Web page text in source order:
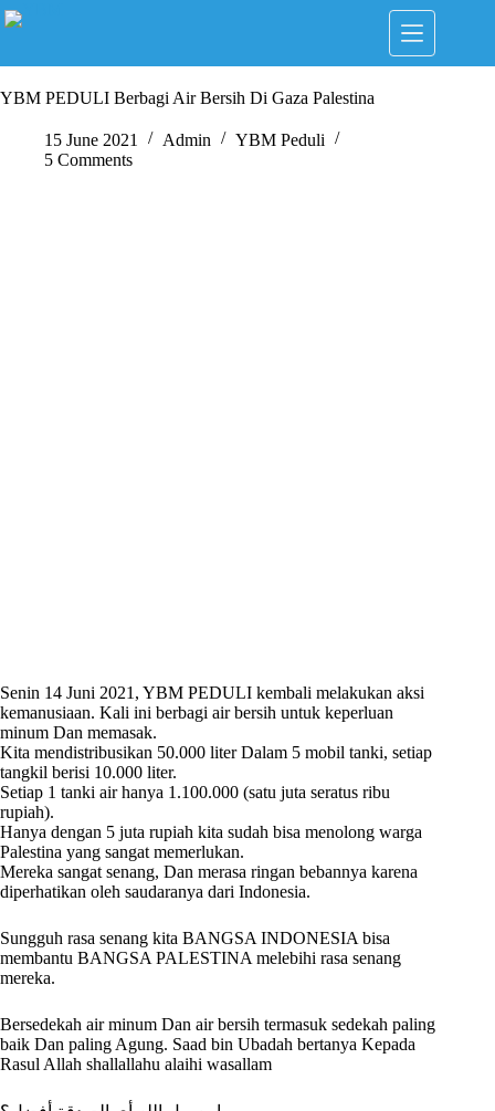
Skip
to
YBM PEDULI Berbagi Air Bersih Di Gaza Palestina
15 June 2021 Admin
YBM Peduli
5 Comments
Senin 14 Juni 2021, YBM PEDULI kembali melakukan aksi
kemanusiaan. Kali ini berbagi air bersih untuk keperluan
minum Dan memasak.
Kita mendistribusikan 50.000 liter Dalam 5 mobil tanki, setiap
tangkil berisi 10.000 liter.
Setiap 1 tanki air hanya 1.100.000 (satu juta seratus ribu
rupiah).
Hanya dengan 5 juta rupiah kita sudah bisa menolong warga
Palestina yang sangat memerlukan.
Mereka sangat senang, Dan merasa ringan bebannya karena
diperhatikan oleh saudaranya dari Indonesia.
Sungguh rasa senang kita BANGSA INDONESIA bisa
membantu BANGSA PALESTINA melebihi rasa senang
mereka.
Bersedekah air minum Dan air bersih termasuk sedekah paling
baik Dan paling Agung. Saad bin Ubadah bertanya Kepada
Rasul Allah shallallahu alaihi wasallam